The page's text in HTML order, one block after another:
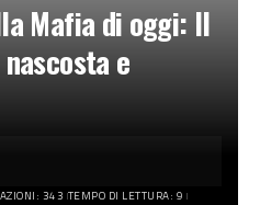
Mafia di oggi: Il
e
343 TEMPO DI LETTURA: 9